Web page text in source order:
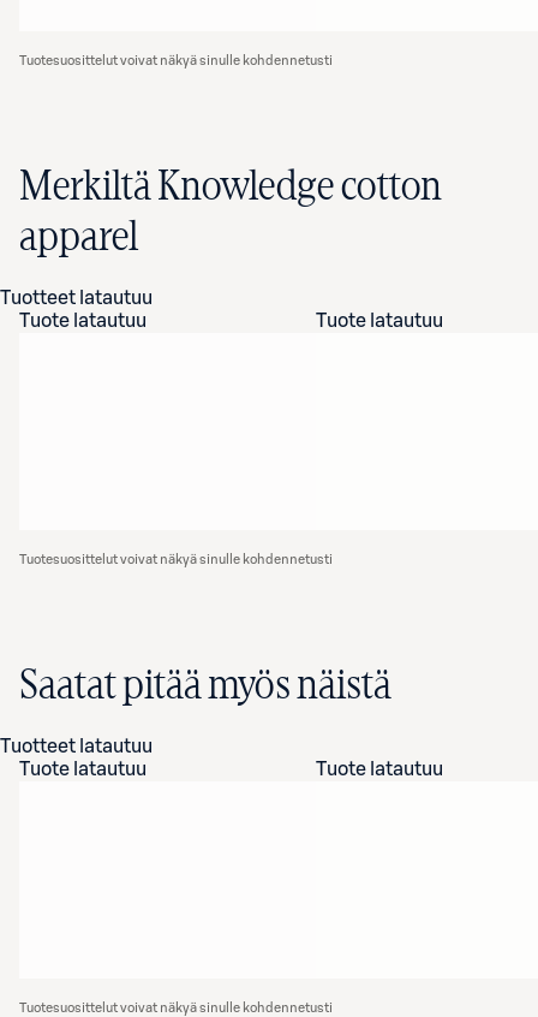
Tuotesuosittelut voivat näkyä sinulle kohdennetusti
Merkiltä Knowledge cotton
apparel
Tuotteet latautuu
Tuote latautuu
Tuote latautuu
Tuotesuosittelut voivat näkyä sinulle kohdennetusti
Saatat pitää myös näistä
Tuotteet latautuu
Tuote latautuu
Tuote latautuu
Tuotesuosittelut voivat näkyä sinulle kohdennetusti